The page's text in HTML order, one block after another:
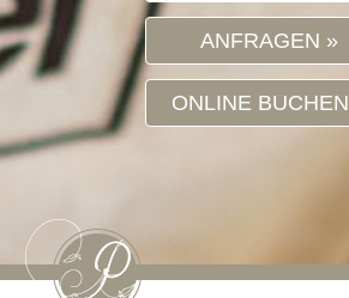
ANFRAGEN
ONLINE BUCHEN